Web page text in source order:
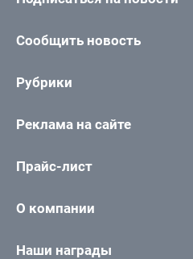
Сообщить новость
Рубрики
Реклама на сайте
Прайс-лист
О компании
Наши награды